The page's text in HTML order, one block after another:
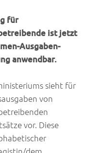
für
ist jetzt
Ausgaben-
anwendbar.
sieht für
von
vor. Diese
dem